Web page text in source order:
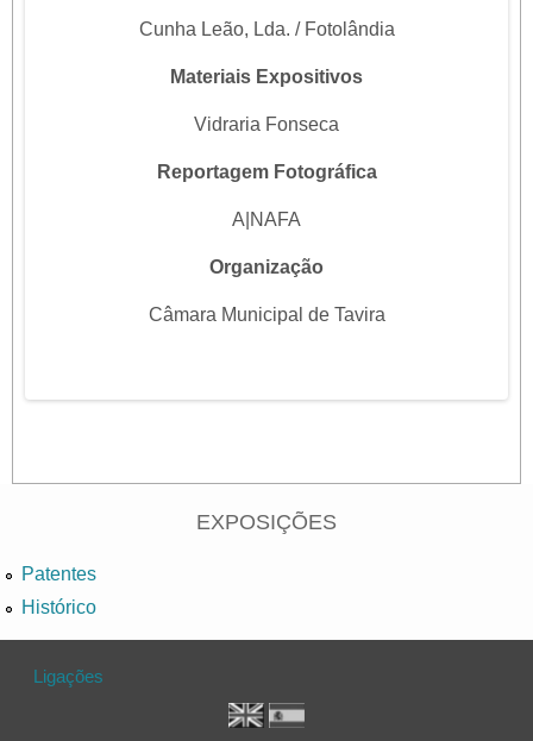
Cunha Leão, Lda. / Fotolândia
Materiais Expositivos
Vidraria Fonseca
Reportagem Fotográfica
A|NAFA
Organização
Câmara Municipal de Tavira
EXPOSIÇÕES
Patentes
Histórico
Ligações